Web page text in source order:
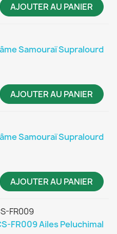
AJOUTER AU PANIER
Samouraï Supralourd
AJOUTER AU PANIER
Samouraï Supralourd
AJOUTER AU PANIER
FR009
FR009 Ailes Peluchimal